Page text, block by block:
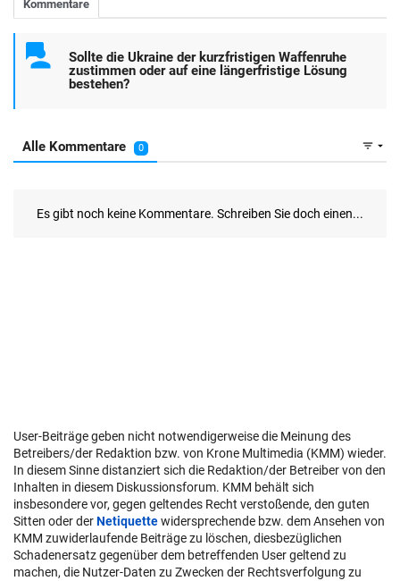
User-Beiträge geben nicht notwendigerweise die Meinung des
Betreibers/der Redaktion bzw. von Krone Multimedia (KMM) wieder.
In diesem Sinne distanziert sich die Redaktion/der Betreiber von den
Inhalten in diesem Diskussionsforum. KMM behält sich
insbesondere vor, gegen geltendes Recht verstoßende, den guten
Sitten oder derNetiquettewidersprechende bzw. dem Ansehen von
KMM zuwiderlaufende Beiträge zu löschen, diesbezüglichen
Schadenersatz gegenüber dem betreffenden User geltend zu
machen, die Nutzer-Daten zu Zwecken der Rechtsverfolgung zu